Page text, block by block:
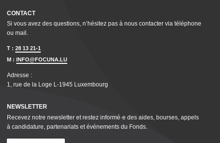
CONTACT
Si vous avez des questions, n’hésitez pas à nous contacter via téléphone
ou mail.
T : 28 13 21-1
M : INFO@FOCUNA.LU
Adresse :
1, rue de la Loge L‑1945 Luxembourg
NEWSLETTER
Recevez notre newsletter et restez informé·e des aides, bourses, appels
à candidature, parte­nar­i­ats et événements du Fonds.